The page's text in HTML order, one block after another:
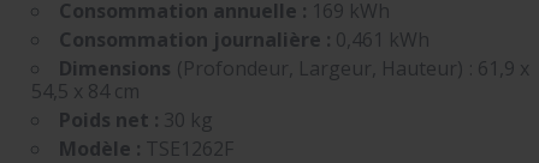
Consommation annuelle : 169 kWh
Consommation journalière : 0,461 kWh
Dimensions (Profondeur, Largeur, Hauteur) : 61,9 x
54,5 x 84 cm
Poids net : 30 kg
Modèle : TSE1262F